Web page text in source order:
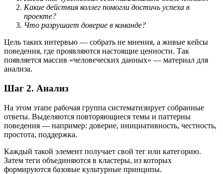
Какие действия коллег помогли достичь успеха в
проекте?
Что разрушает доверие в команде?
Цель таких интервью — собрать не мнения, а живые кейсы
поведения, где проявляются настоящие ценности. Так
появляется массив «человеческих данных» — материал для
анализа.
Шаг 2. Анализ
На этом этапе рабочая группа систематизирует собранные
ответы. Выделяются повторяющиеся темы и паттерны
поведения — например: доверие, инициативность, честность,
простота, поддержка.
Каждый такой элемент получает свой тег или категорию.
Затем теги объединяются в кластеры, из которых
формируются базовые культурные принципы.